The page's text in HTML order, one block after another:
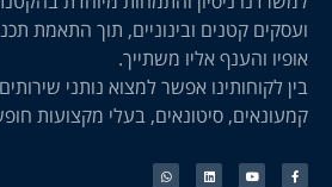
ועסקים קטנים ובינוניים, תוך התאמת
אופיו והענף אליו משתייך.
בין לקוחותינו אפשר למצוא נותני
קמעונאים, סיטונאים, בעלי מקצועות